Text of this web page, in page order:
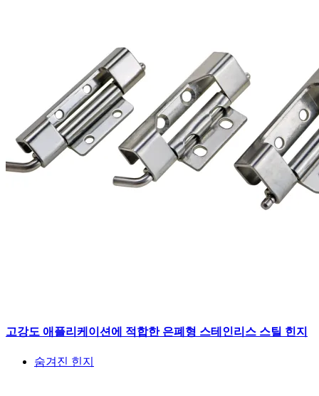
고강도 애플리케이션에 적합한 은폐형 스테인리스 스틸 힌지
숨겨진 힌지